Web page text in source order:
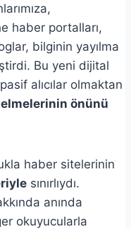
haber portalları,
bilginin yayılma
Bu yeni dijital
alıcılar olmaktan
önünü
haber sitelerinin
sınırlıydı.
anında
okuyucularla